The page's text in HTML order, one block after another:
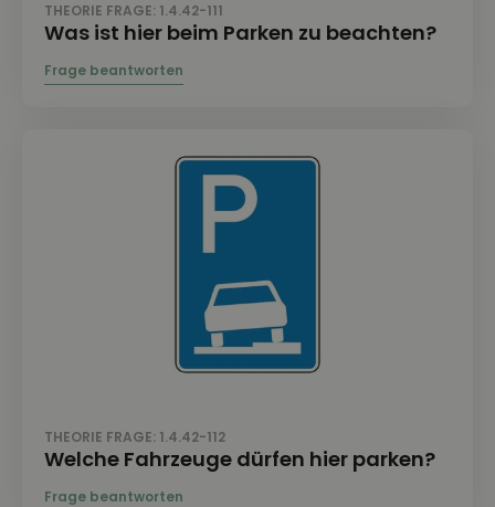
THEORIE FRAGE: 1.4.42-111
Was ist hier beim Parken zu beachten?
THEORIE FRAGE: 1.4.42-112
Welche Fahrzeuge dürfen hier parken?